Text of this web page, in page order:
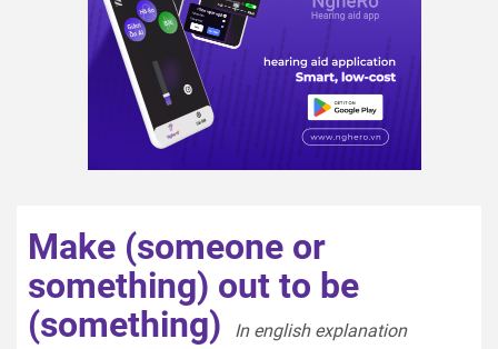
Make (someone or
something) out to be
(something)
In english explanation